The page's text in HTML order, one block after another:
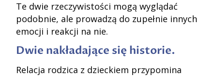
Te dwie rzeczywistości mogą wyglądać
podobnie, ale prowadzą do zupełnie innych
emocji i reakcji na nie.
Dwie nakładające się historie.
Relacja rodzica z dzieckiem przypomina